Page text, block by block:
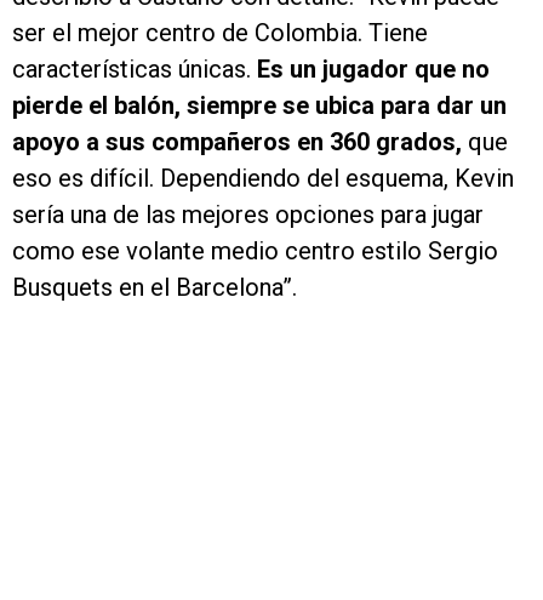
ser el mejor centro de Colombia. Tiene
características únicas. Es un jugador que no
pierde el balón, siempre se ubica para dar un
apoyo a sus compañeros en 360 grados, que
eso es difícil. Dependiendo del esquema, Kevin
sería una de las mejores opciones para jugar
como ese volante medio centro estilo Sergio
Busquets en el Barcelona”.